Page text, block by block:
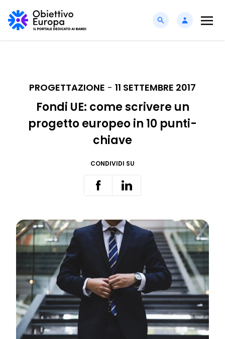
PROGETTAZIONE - 11 SETTEMBRE 2017
Fondi UE: come scrivere un
progetto europeo in 10 punti-
chiave
CONDIVIDI SU